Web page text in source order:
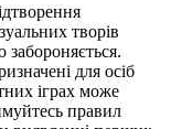
творів
для осіб
іграх може
правил